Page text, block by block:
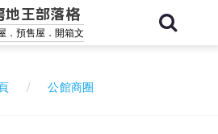
地王部落格
．預售屋．開箱文
公館商圈